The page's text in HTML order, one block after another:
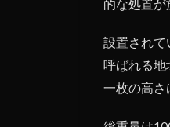
的な処置が
設置されて
呼ばれる地
一枚の高さ